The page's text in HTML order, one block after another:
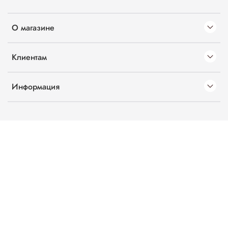
О магазине
Клиентам
Информация